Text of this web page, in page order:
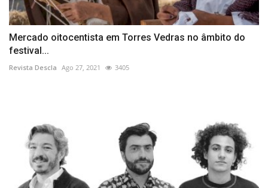
Mercado oitocentista em Torres Vedras no âmbito do
festival...
Revista Descla Ago 27, 2021 3405